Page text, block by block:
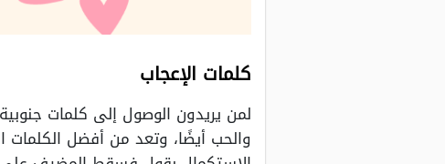
كلمات الإعجاب
لمن يريدون الوصول إلى كلمات
والحب أيضًا، وتعد من أفضل